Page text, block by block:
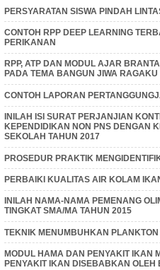
PERSYARATAN SISWA PINDAH
CONTOH RPP DEEP LEARNING
PERIKANAN
RPP, ATP DAN MODUL AJAR
PADA TEMA BANGUN JIWA
CONTOH LAPORAN
INILAH ISI SURAT PERJANJIAN
KEPENDIDIKAN NON PNS DENGAN
SEKOLAH TAHUN 2017
PROSEDUR PRAKTIK
PERBAIKI KUALITAS AIR KOLAM
INILAH NAMA-NAMA PEMENANG
TINGKAT SMA/MA TAHUN 2015
TEKNIK MENUMBUHKAN
MODUL HAMA DAN PENYAKIT IKAN
PENYAKIT IKAN DISEBABKAN OLEH